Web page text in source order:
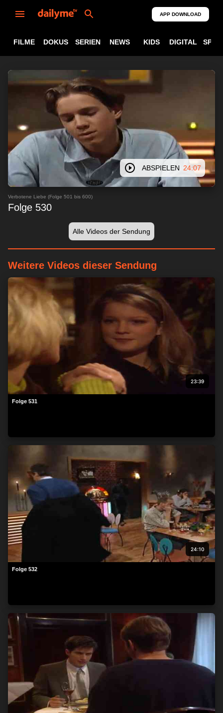
APP DOWNLOAD
FILME DOKUS SERIEN NEWS KIDS DIGITAL
ABSPIELEN 24:07
Verbotene Liebe (Folge 501 bis 600)
Folge 530
Alle Videos der Sendung
Weitere Videos dieser Sendung
23:39
Folge 531
24:10
Folge 532